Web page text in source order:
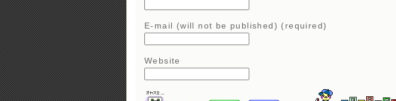
E-mail (will not be published) (required)
Website